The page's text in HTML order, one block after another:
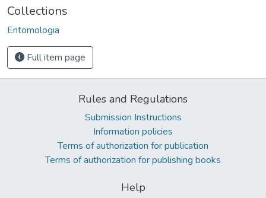
Collections
Entomologia
Full item page
Rules and Regulations
Submission Instructions
Information policies
Terms of authorization for publication
Terms of authorization for publishing books
Help